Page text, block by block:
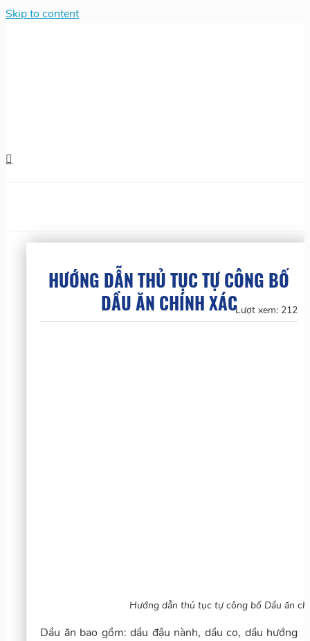
Skip to content
HƯỚNG DẪN THỦ TỤC TỰ CÔNG BỐ
DẦU ĂN CHÍNH XÁCLượt xem: 212
Hướng dẫn thủ tục tự công bố Dầu ăn
Dầu ăn bao gồm: dầu đậu nành, dầu cọ, dầu hướng